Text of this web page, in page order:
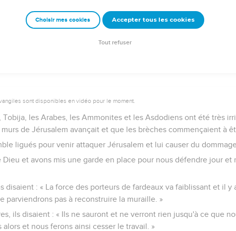
à reconstruire la muraille de telle sorte qu’elle soit partout
sont disponibles en vidéo pour le moment.
Tobija, les Arabes, les Ammonites et les Asdodiens ont été très
de Jérusalem avançait et que les brèches commençaient à
ligués pour venir attaquer Jérusalem et lui causer du
Dieu et avons mis une garde en place pour nous défendre jour et
disaient : « La force des porteurs de fardeaux va faiblissant et il y
parviendrons pas à reconstruire la muraille. »
ils disaient : « Ils ne sauront et ne verront rien jusqu'à ce que
et nous ferons ainsi cesser le travail. »
Choisir mes cookies Accepter tous les cookies
Tout refuser